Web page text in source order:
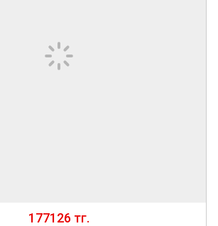
177126 тг.